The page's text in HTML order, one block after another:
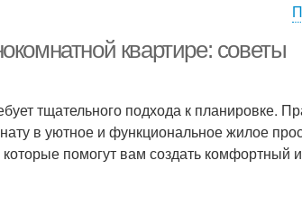
квартире: советы
тщательного подхода к планировке.
в уютное и функциональное жилое
помогут вам создать комфортный